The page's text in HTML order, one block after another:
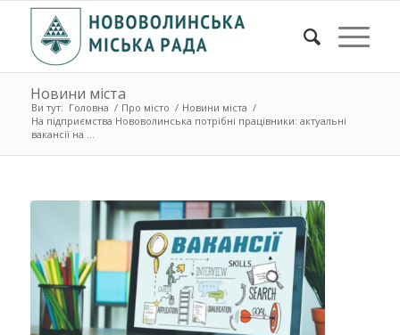
Новини міста
Ви тут: Головна / Про місто / Новини міста /
На підприємства Нововолинська потрібні працівники: актуальні
вакансії на ...